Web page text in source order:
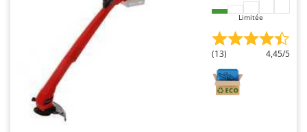
Verdemax
Vesco
Volpi
Limitée
(13) 4,45/5